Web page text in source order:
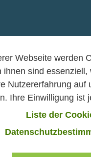
Webseite werden
ihnen sind
Nutzererfahrung auf
Ihre Einwilligung ist
Liste der
Kampagnen
› Gasbohrung in
unterschreiben!
› Kampagnen-Archiv